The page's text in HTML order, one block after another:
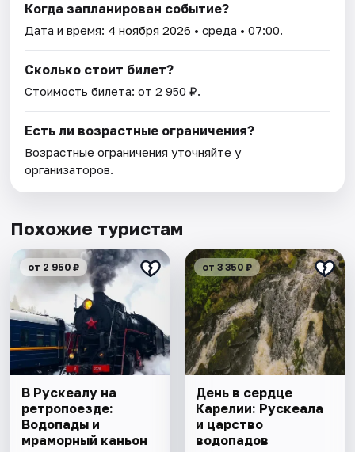
Когда запланирован событие?
Дата и время: 4 ноября 2026 • среда • 07:00.
Сколько стоит билет?
Стоимость билета: от 2 950 ₽.
Есть ли возрастные ограничения?
Возрастные ограничения уточняйте у
организаторов.
Похожие туристам
от 2 950 ₽
В Рускеалу на
ретропоезде:
Водопады и
мраморный каньон
от 3 350 ₽
День в сердце
Карелии: Рускеала
и царство
водопадов